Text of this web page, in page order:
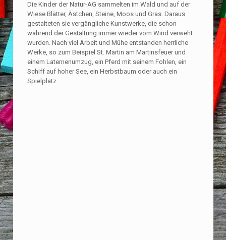
Die Kinder der Natur-AG sammelten im Wald und auf der
Wiese Blätter, Ästchen, Steine, Moos und Gras. Daraus
gestalteten sie vergängliche Kunstwerke, die schon
während der Gestaltung immer wieder vom Wind verweht
wurden. Nach viel Arbeit und Mühe entstanden herrliche
Werke, so zum Beispiel St. Martin am Martinsfeuer und
einem Laternenumzug, ein Pferd mit seinem Fohlen, ein
Schiff auf hoher See, ein Herbstbaum oder auch ein
Spielplatz.